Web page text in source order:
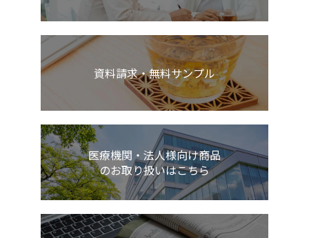
資料請求・無料サンプル
医療機関・法人様向け商品
のお取り扱いはこちら